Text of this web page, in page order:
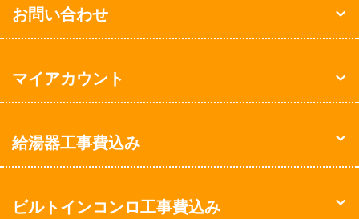
お問い合わせ
マイアカウント
給湯器工事費込み
ビルトインコンロ工事費込み